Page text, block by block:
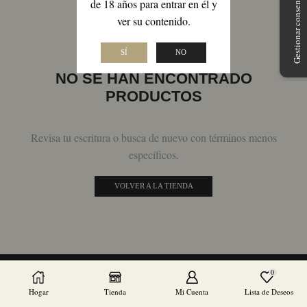
de 18 años para entrar en él y
ver su contenido.
SÍ NO
NO SE HAN ENCONTRADO
PRODUCTOS
Revisa tu escritura o busca de nuevo con términos menos
específicos.
VOLVER A LA TIENDA
Hogar Tienda Mi Cuenta
0
Lista de Deseos